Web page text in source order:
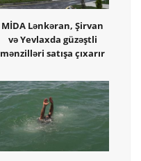
MİDA Lənkəran, Şirvan
və Yevlaxda güzəştli
mənzilləri satışa çıxarır